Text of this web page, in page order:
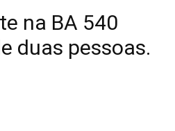
na BA 540
duas pessoas.